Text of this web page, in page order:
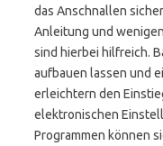
das Anschnallen
Anleitung und
sind hierbei hilfreich.
aufbauen lassen und
erleichtern den
elektronischen
Programmen können